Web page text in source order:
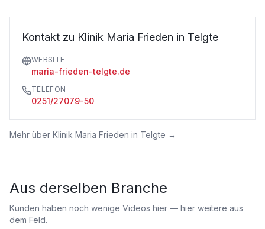
Kontakt zu Klinik Maria Frieden in Telgte
WEBSITE
maria-frieden-telgte.de
TELEFON
0251/27079-50
Mehr über Klinik Maria Frieden in Telgte →
Aus derselben Branche
Kunden haben noch wenige Videos hier — hier weitere aus
dem Feld.